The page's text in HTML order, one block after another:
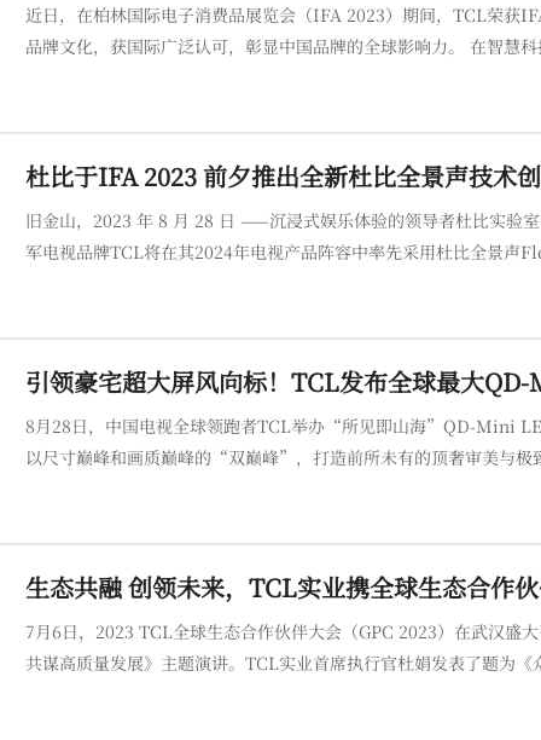
近日，在柏林国际电子消费品展览会（IFA 2023）期间，TCL荣
品牌文化，获国际广泛认可，彰显中国品牌的全球影响力。 在智慧科技实力方面，TCL的领先技术和强大产品力，源于坚持创新驱动发展战
杜比于IFA 2023 前夕推出全新杜比全景声技术
旧金山，2023 年 8 月 28 日 ——沉浸式娱乐体验的领导者杜比实
军电视品牌TCL将在其2024年电视产品阵容中率先采用杜比全景声FlexConnect。 杜比全景声 FlexConnect 这项
引领豪宅超大屏风向标！TCL发布全球最大
8月28日，中国电视全球领跑者TCL举办“所见即山海”QD-Mini
以尺寸巅峰和画质巅峰的“双巅峰”，打造前所未有的顶奢审美与极致体验，锚定豪宅
生态共融 创领未来，TCL实业携全球生态合作
7月6日，2023 TCL全球生态合作伙伴大会（GPC 2023）在武汉盛
共谋高质量发展》主题演讲。TCL实业首席执行官杜娟发表了题为